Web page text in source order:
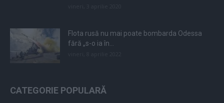
Flota rusă nu mai poate bombarda Odessa
fără „s-o ia în...
CATEGORIE POPULARĂ